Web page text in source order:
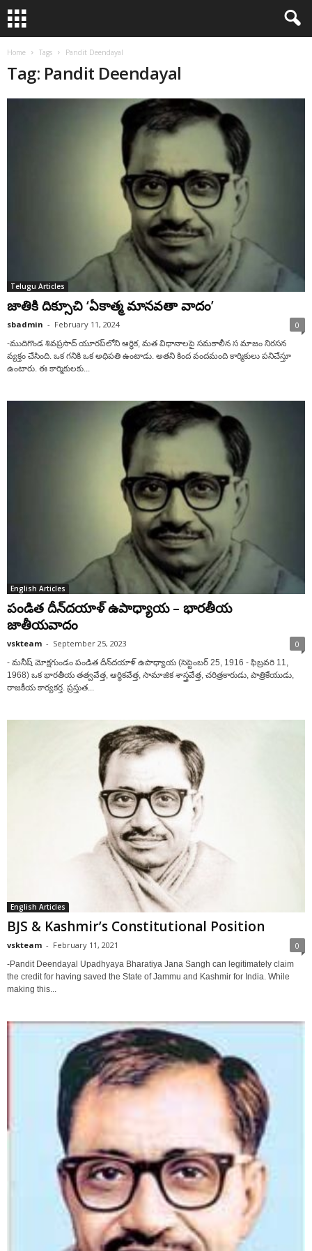
Home Tags Pandit Deendayal
Tag: Pandit Deendayal
Telugu Articles
జాతికి దిక్సూచి ‘ఏకాత్మ మానవతా వాదం’
sbadmin - February 11, 2024 0
-ముదిగొండ శివప్రసాద్ యూరప్‌లోని ఆర్థిక, మత విధానాలపై సమకాలీన స మాజం నిరసన
వ్యక్తం చేసింది. ఒక గనికి ఒక అధిపతి ఉంటాడు. అతని కింద వందమంది కార్మికులు పనిచేస్తూ
ఉంటారు. ఈ కార్మికులకు...
English Articles
పండిత దీన్‌దయాళ్ ఉపాధ్యాయ – భారతీయ
జాతీయవాదం
vskteam - September 25, 2023 0
- మనీష్ మోక్షగుండం పండిత దీన్‌దయాళ్ ఉపాధ్యాయ (సెప్టెంబర్ 25, 1916 - ఫిబ్రవరి 11,
1968) ఒక భారతీయ తత్వవేత్త, ఆర్థికవేత్త, సామాజిక శాస్త్రవేత్త, చరిత్రకారుడు, పాత్రికేయుడు,
రాజకీయ కార్యకర్త. ప్రస్తుత...
English Articles
BJS & Kashmir’s Constitutional Position
vskteam - February 11, 2021 0
-Pandit Deendayal Upadhyaya Bharatiya Jana Sangh can legitimately claim
the credit for having saved the State of Jammu and Kashmir for India. While
making this...